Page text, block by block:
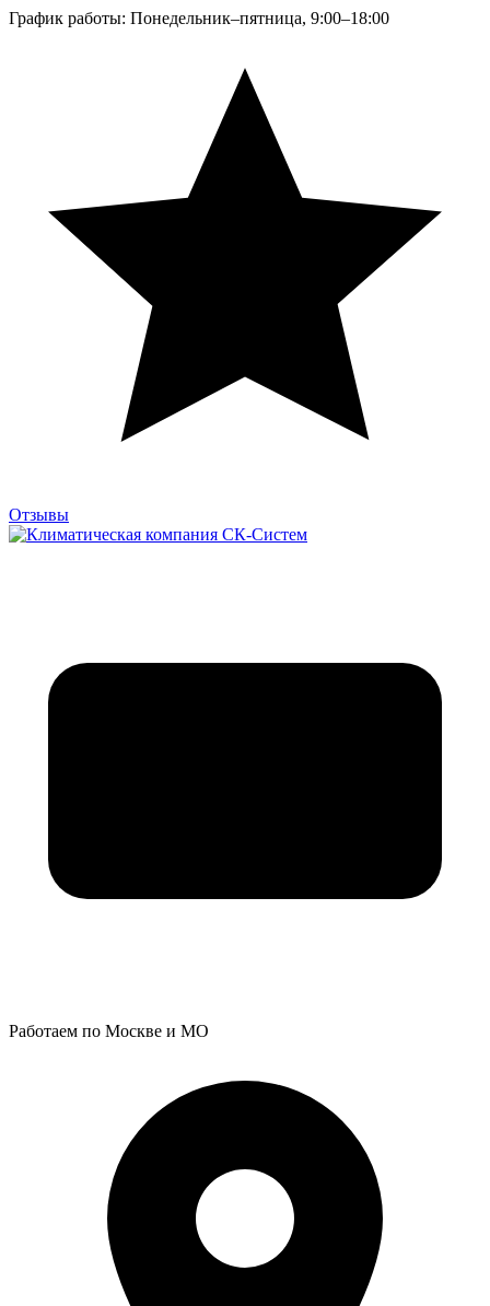
График работы: Понедельник–пятница, 9:00–18:00
Отзывы
Работаем по Москве и МО